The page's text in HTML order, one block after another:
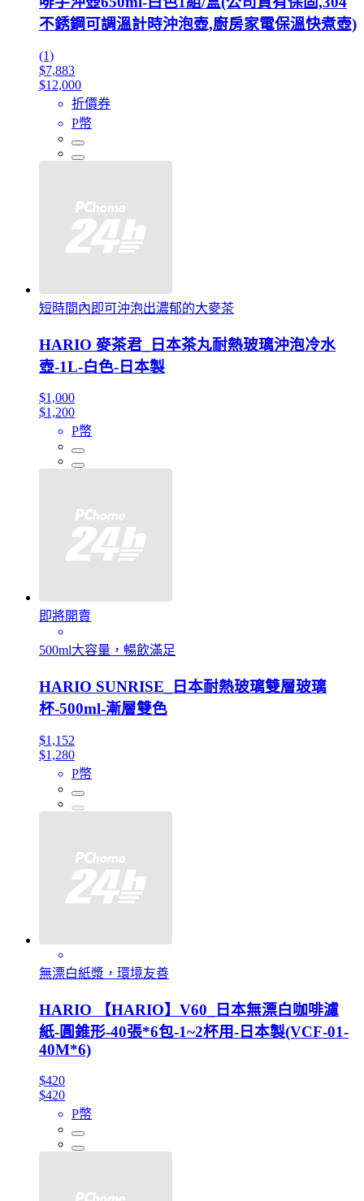
不銹鋼可調溫計時沖泡壺,廚房家電保溫快煮壺)
(1)
$7,883
$12,000
折價券
P幣
短時間內即可沖泡出濃郁的大麥茶
HARIO 麥茶君_日本茶丸耐熱玻璃沖泡冷水
壺-1L-白色-日本製
$1,000
$1,200
P幣
即將開賣
500ml大容量，暢飲滿足
HARIO SUNRISE_日本耐熱玻璃雙層玻璃
杯-500ml-漸層雙色
$1,152
$1,280
P幣
無漂白紙漿，環境友善
HARIO 【HARIO】V60_日本無漂白咖啡濾
紙-圓錐形-40張*6包-1~2杯用-日本製(VCF-01-
40M*6)
$420
$420
P幣